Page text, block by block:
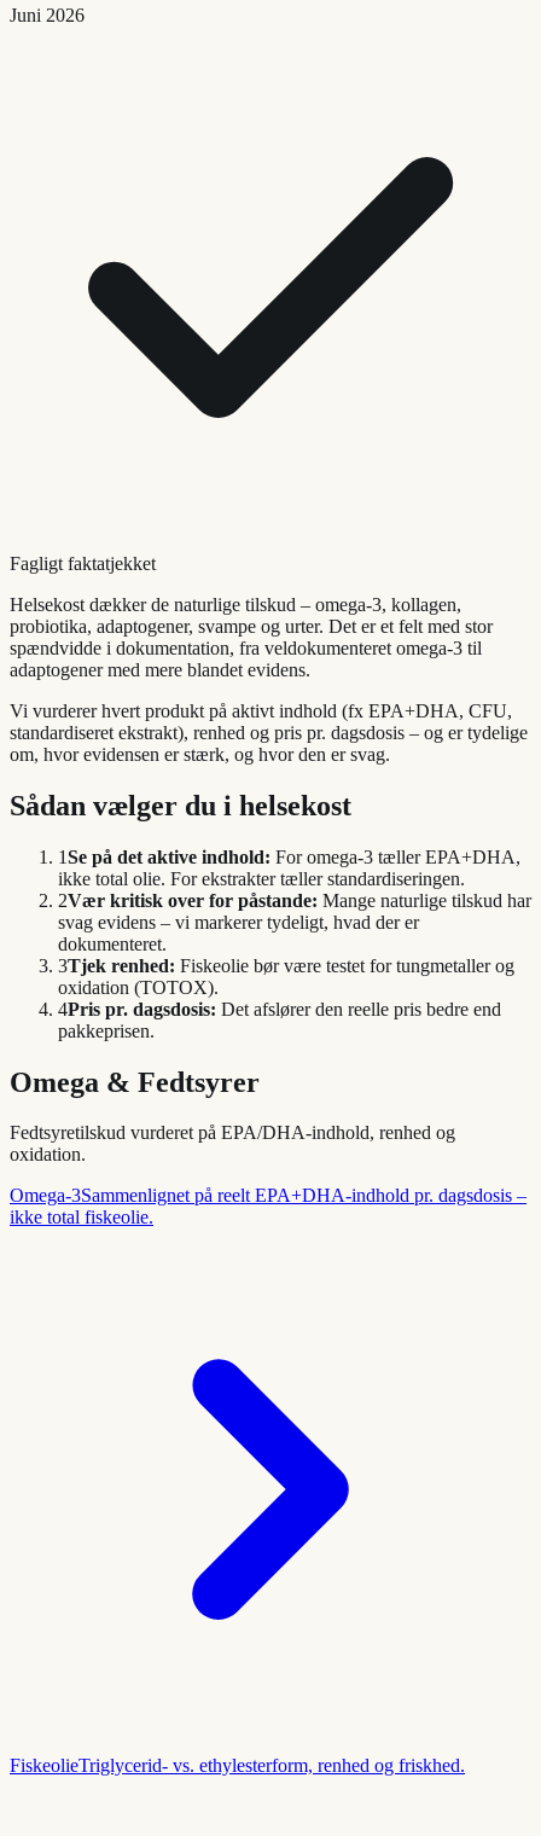
Juni 2026
Fagligt faktatjekket
Helsekost dækker de naturlige tilskud – omega-3, kollagen,
probiotika, adaptogener, svampe og urter. Det er et felt med stor
spændvidde i dokumentation, fra veldokumenteret omega-3 til
adaptogener med mere blandet evidens.
Vi vurderer hvert produkt på aktivt indhold (fx EPA+DHA, CFU,
standardiseret ekstrakt), renhed og pris pr. dagsdosis – og er tydelige
om, hvor evidensen er stærk, og hvor den er svag.
Sådan vælger du i helsekost
1Se på det aktive indhold: For omega-3 tæller EPA+DHA,
ikke total olie. For ekstrakter tæller standardiseringen.
2Vær kritisk over for påstande: Mange naturlige tilskud har
svag evidens – vi markerer tydeligt, hvad der er
dokumenteret.
3Tjek renhed: Fiskeolie bør være testet for tungmetaller og
oxidation (TOTOX).
4Pris pr. dagsdosis: Det afslører den reelle pris bedre end
pakkeprisen.
Omega & Fedtsyrer
Fedtsyretilskud vurderet på EPA/DHA-indhold, renhed og
oxidation.
Omega-3Sammenlignet på reelt EPA+DHA-indhold pr. dagsdosis –
ikke total fiskeolie.
FiskeolieTriglycerid- vs. ethylesterform, renhed og friskhed.